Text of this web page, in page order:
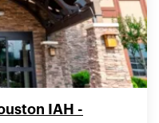
IAH -